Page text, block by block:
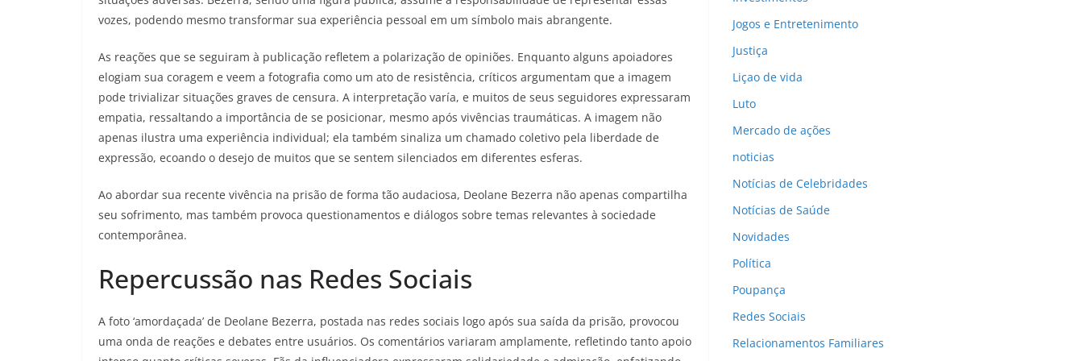
vozes, podendo mesmo transformar sua experiência pessoal em um símbolo mais abrangente.
As reações que se seguiram à publicação refletem a polarização de opiniões. Enquanto alguns apoiadores
elogiam sua coragem e veem a fotografia como um ato de resistência, críticos argumentam que a imagem
pode trivializar situações graves de censura. A interpretação varía, e muitos de seus seguidores expressaram
empatia, ressaltando a importância de se posicionar, mesmo após vivências traumáticas. A imagem não
apenas ilustra uma experiência individual; ela também sinaliza um chamado coletivo pela liberdade de
expressão, ecoando o desejo de muitos que se sentem silenciados em diferentes esferas.
Ao abordar sua recente vivência na prisão de forma tão audaciosa, Deolane Bezerra não apenas compartilha
seu sofrimento, mas também provoca questionamentos e diálogos sobre temas relevantes à sociedade
contemporânea.
Repercussão nas Redes Sociais
A foto ‘amordaçada’ de Deolane Bezerra, postada nas redes sociais logo após sua saída da prisão, provocou
uma onda de reações e debates entre usuários. Os comentários variaram amplamente, refletindo tanto apoio
Jogos e Entretenimento
Justiça
Liçao de vida
Luto
Mercado de ações
noticias
Notícias de Celebridades
Notícias de Saúde
Novidades
Política
Poupança
Redes Sociais
Relacionamentos Familiares